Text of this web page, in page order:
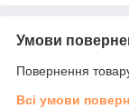
Умови
Повернення
Всі умови